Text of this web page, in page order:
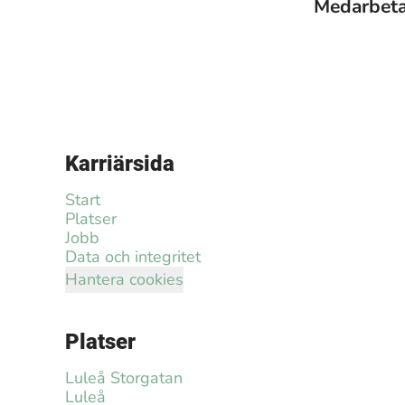
Karriärsida
Start
Platser
Jobb
Data och integritet
Hantera cookies
Platser
Luleå Storgatan
Luleå